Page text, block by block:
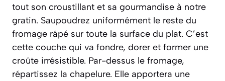
tout son croustillant et sa gourmandise à notre
gratin. Saupoudrez uniformément le reste du
fromage râpé sur toute la surface du plat. C’est
cette couche qui va fondre, dorer et former une
croûte irrésistible. Par-dessus le fromage,
répartissez la chapelure. Elle apportera une